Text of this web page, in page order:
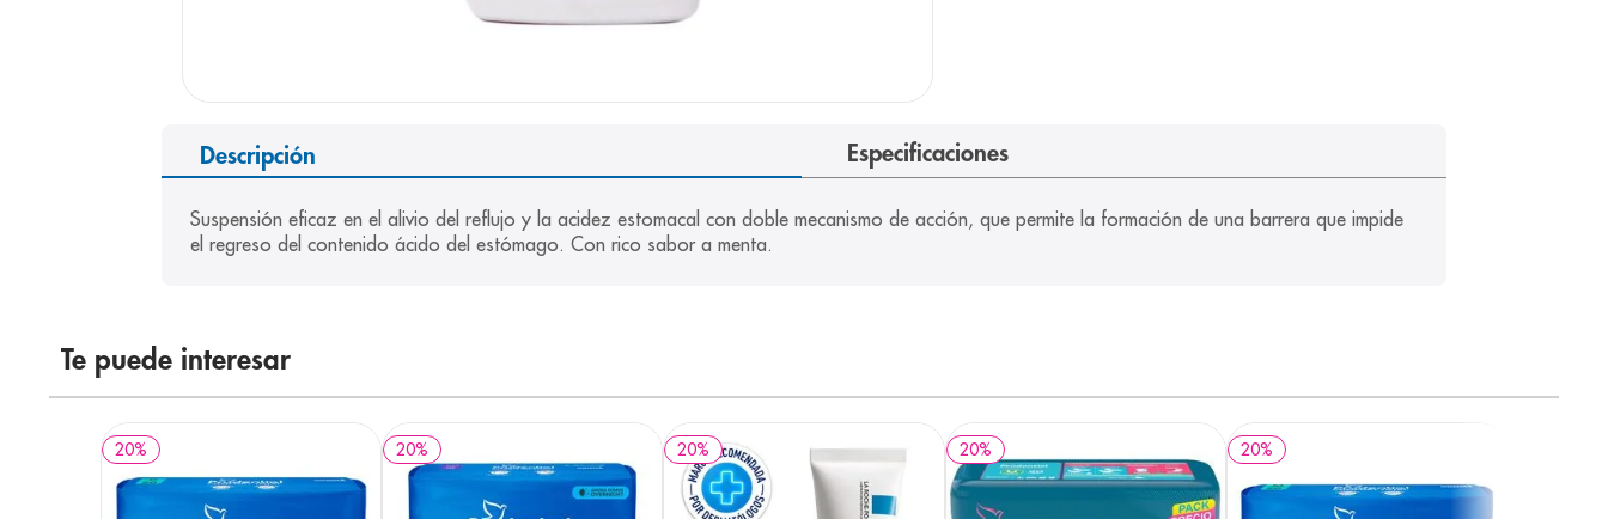
Descripción Especificaciones
Suspensión eficaz en el alivio del reflujo y la acidez estomacal con doble mecanismo de acción, que permite la formación de una barrera que impide
el regreso del contenido ácido del estómago. Con rico sabor a menta.
Te puede interesar
20% 20% 20% 20% 20%